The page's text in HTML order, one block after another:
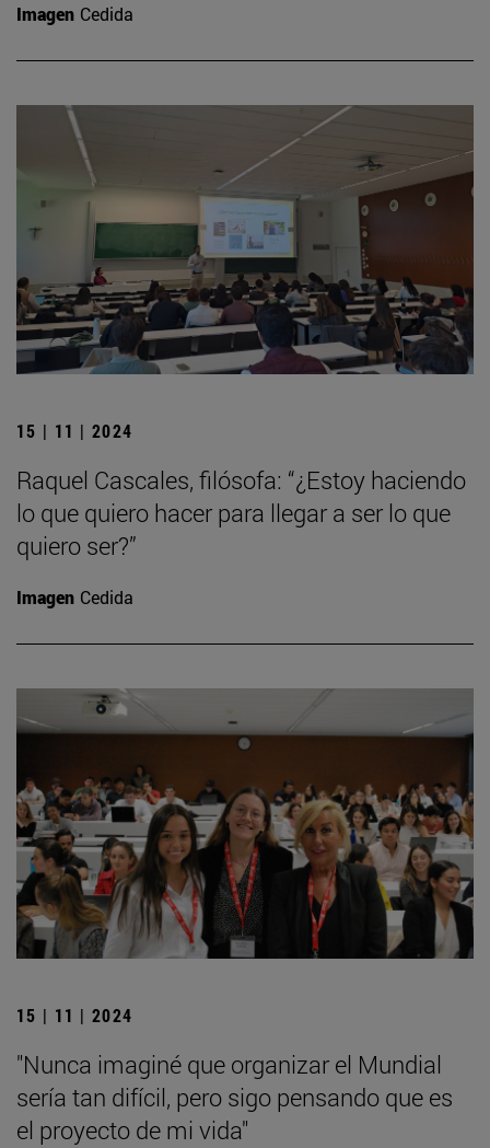
Imagen Cedida
15 | 11 | 2024
Raquel Cascales, filósofa: “¿Estoy haciendo
lo que quiero hacer para llegar a ser lo que
quiero ser?”
Imagen Cedida
15 | 11 | 2024
"Nunca imaginé que organizar el Mundial
sería tan difícil, pero sigo pensando que es
el proyecto de mi vida"